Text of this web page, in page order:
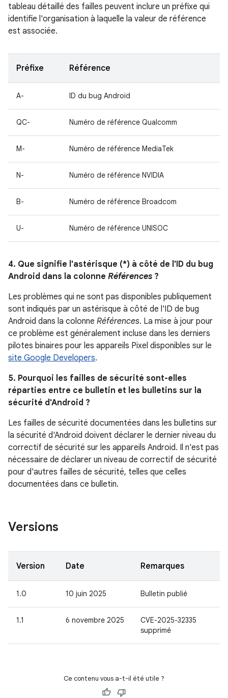
tableau détaillé des failles peuvent inclure un préfixe qui
identifie l'organisation à laquelle la valeur de référence
est associée.
Préfixe Référence
A- ID du bug Android
QC- Numéro de référence Qualcomm
M- Numéro de référence MediaTek
N- Numéro de référence NVIDIA
B- Numéro de référence Broadcom
U- Numéro de référence UNISOC
4. Que signifie l'astérisque (*) à côté de l'ID du bug
Android dans la colonne Références ?
Les problèmes qui ne sont pas disponibles publiquement
sont indiqués par un astérisque à côté de l'ID de bug
Android dans la colonne Références. La mise à jour pour
ce problème est généralement incluse dans les derniers
pilotes binaires pour les appareils Pixel disponibles sur le
site Google Developers.
5. Pourquoi les failles de sécurité sont-elles
réparties entre ce bulletin et les bulletins sur la
sécurité d'Android ?
Les failles de sécurité documentées dans les bulletins sur
la sécurité d'Android doivent déclarer le dernier niveau du
correctif de sécurité sur les appareils Android. Il n'est pas
nécessaire de déclarer un niveau de correctif de sécurité
pour d'autres failles de sécurité, telles que celles
documentées dans ce bulletin.
Versions
Version Date Remarques
1.0 10 juin 2025 Bulletin publié
1.1 6 novembre 2025
CVE-2025-32335
supprimé
Ce contenu vous a-t-il été utile ?